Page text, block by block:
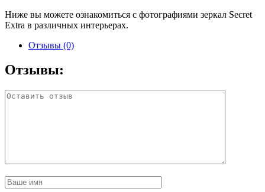
Ниже вы можете ознакомиться с фотографиями зеркал Secret
Extra в различных интерьерах.
Отзывы (0)
Отзывы: